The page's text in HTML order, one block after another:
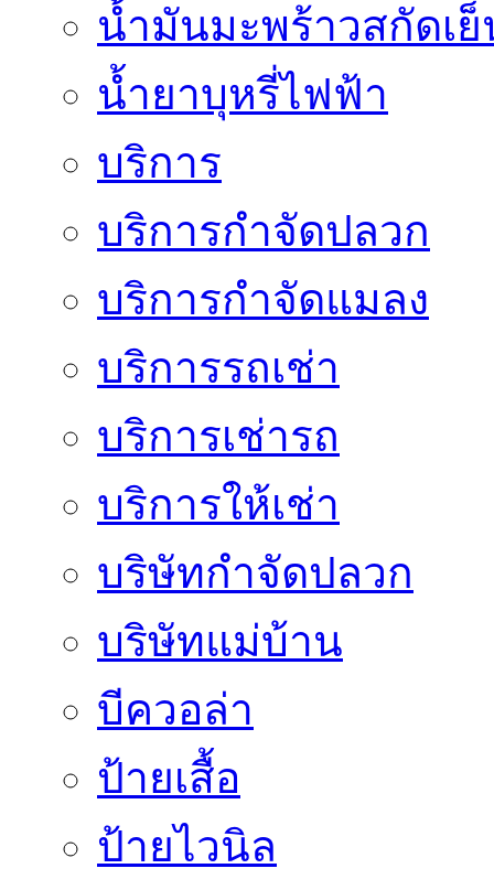
น้ำมันมะพร้าวสกัดเ
น้ำยาบุหรี่ไฟฟ้า
บริการ
บริการกำจัดปลวก
บริการกำจัดแมลง
บริการรถเช่า
บริการเช่ารถ
บริการให้เช่า
บริษัทกำจัดปลวก
บริษัทแม่บ้าน
บีควอล่า
ป้ายเสื้อ
ป้ายไวนิล